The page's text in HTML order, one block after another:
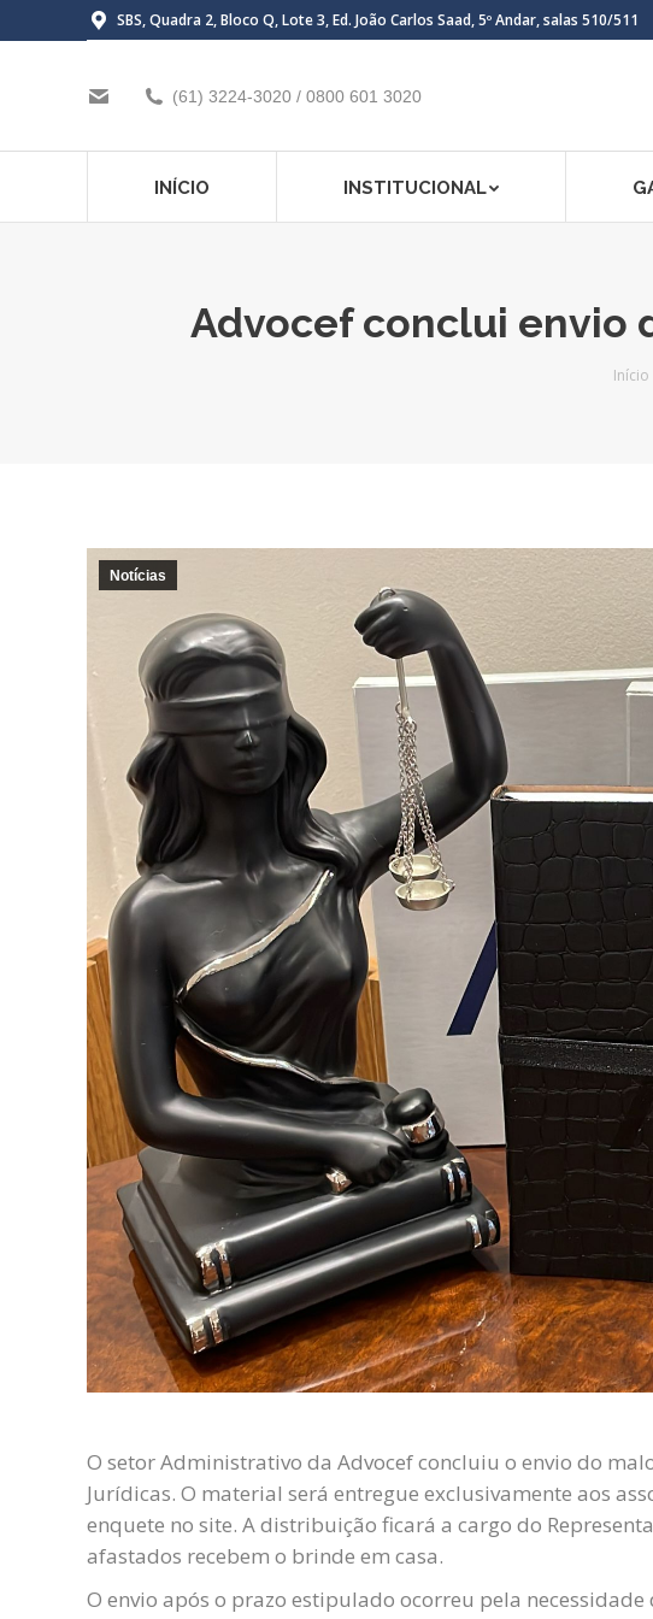
SBS, Quadra 2, Bloco Q, Lote 3, Ed. João Carlos Saad, 5º Andar, salas 510/511
(61) 3224-3020 / 0800 601 3020
INÍCIO INSTITUCIONAL
Advocef conclui envio
Início
Notícias
O setor Administrativo da Advocef concluiu o envio do
Jurídicas. O material será entregue exclusivamente aos
enquete no site. A distribuição ficará a cargo do
afastados recebem o brinde em casa.
O envio após o prazo estipulado ocorreu pela